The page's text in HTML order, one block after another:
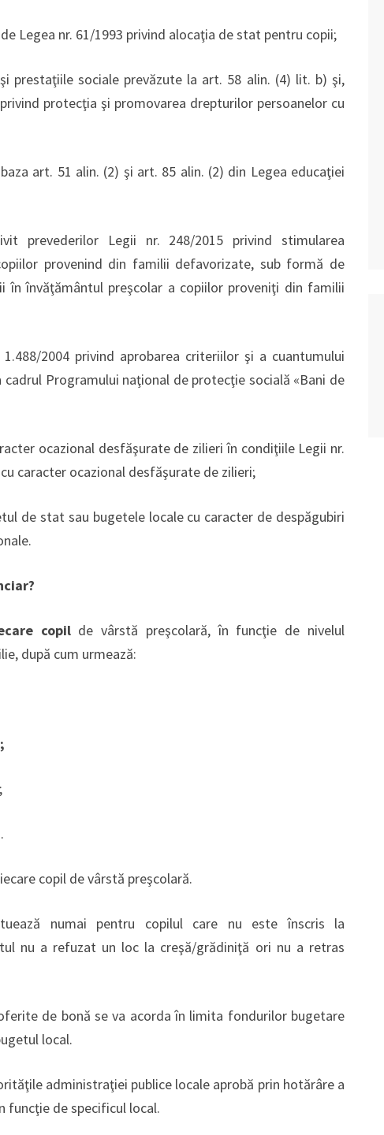
Legea nr. 61/1993 privind alocaţia de stat pentru copii;
prestaţiile sociale prevăzute la art. 58 alin. (4) lit. b) şi,
protecţia şi promovarea drepturilor persoanelor cu
art. 51 alin. (2) şi art. 85 alin. (2) din Legea educaţiei
prevederilor Legii nr. 248/2015 privind stimularea
provenind din familii defavorizate, sub formă de
în învăţământul preşcolar a copiilor proveniţi din familii
2004 privind aprobarea criteriilor şi a cuantumului
Programului naţional de protecţie socială «Bani de
ocazional desfăşurate de zilieri în condiţiile Legii nr.
caracter ocazional desfăşurate de zilieri;
de stat sau bugetele locale cu caracter de despăgubiri
copilde vârstă preşcolară, în funcţie de nivelul
după cum urmează:
;
.
copil de vârstă preşcolară.
numai pentru copilul care nu este înscris la
nu a refuzat un loc la creşă/grădiniţă ori nu a retras
de bonă se va acorda în limita fondurilor bugetare
local.
administraţiei publice locale aprobă prin hotărâre a
funcţie de specificul local.